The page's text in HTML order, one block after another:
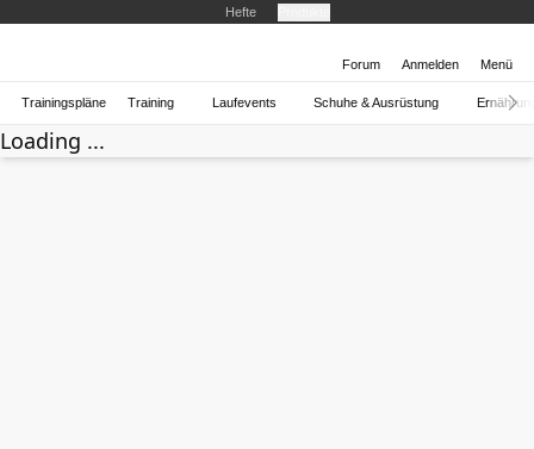
Hefte
Forum Anmelden Menü
Trainingspläne Training Laufevents Schuhe & Ausrüstung
Loading ...